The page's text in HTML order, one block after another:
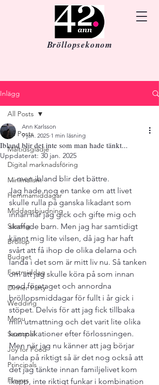
Bröllopsekonom
Inlägg
All Posts
Måltidsglädje
Digital marknadsföring
Minimalism
Hemmamiddagar
Middagsbjudning
Säsong
Bröllop
Budget
Festmiddag
Dinner Party
Wedding
Menu
Seasonal
Joy for Food
Principals
Flavors
All Posts
Ibland blir det inte som man hade tänkt...
Ann Karlsson
9 jan. 2025 1 min läsning
Uppdaterat: 30 jan. 2025
... men ibland blir det bättre.
Jag hade nog en tanke om att livet
skulle rulla på ganska likadant som
innan när jag gick och gifte mig och
skaffade barn. Men jag har samtidigt
kännt mig lite vilsen, då jag har haft
svårt att få ihop de olika delarna och
landa i det som är mitt liv nu. Så tanken
om att jag skulle köra på som innan
med företaget och annordna
bröllopsmiddagar för fullt i år gick i
stöpet. Delvis för att jag fick tillbaka
min utmattning och det varit lite olika
komplikationer efter förlossningen.
Men när jag nu känner att jag börjar
landa på riktigt så är det nog också att
det jag tänkte innan familjelivet kom
ikapp, inte riktigt funkar i kombination